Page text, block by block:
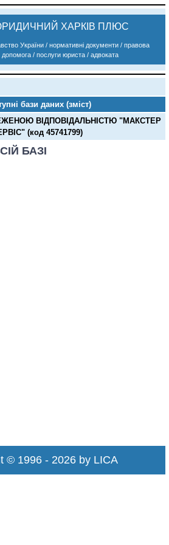
ХАРКІВ ПЛЮС
України / нормативні документи / правова
допомога / послуги юриста / адвоката
бази даних (зміст)
ВІДПОВІДАЛЬНІСТЮ "МАКСТЕР
(код 45741799)
БАЗІ
© 1996 - 2026 by LICA